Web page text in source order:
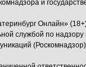
и
Онлайн»
службой по